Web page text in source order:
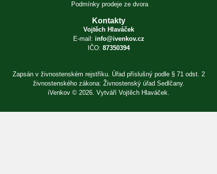
Podmínky prodeje ze dvora
Kontakty
Vojtěch Hlaváček
E-mail: info@ivenkov.cz
IČO: 87350394
Zapsán v živnostenském rejstříku. Úřad příslušný podle § 71 odst. 2
živnostenského zákona: Živnostenský úřad Sedlčany.
iVenkov © 2026. Vytváří Vojtěch Hlaváček.